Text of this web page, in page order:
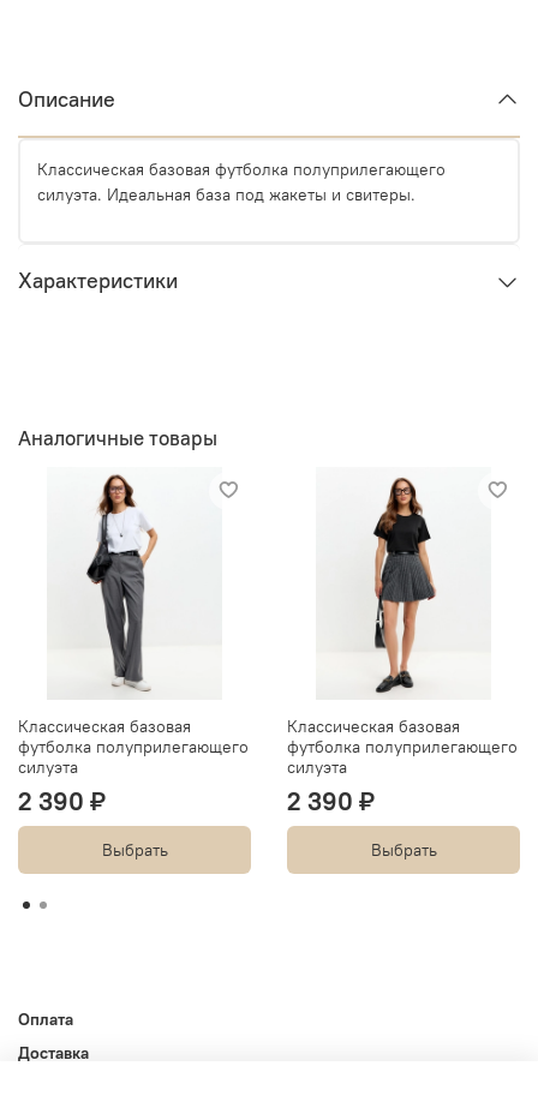
Описание
Классическая базовая футболка полуприлегающего
силуэта. Идеальная база под жакеты и свитеры.
Характеристики
Аналогичные товары
Классическая базовая
футболка полуприлегающего
силуэта
2 390 ₽
Выбрать
Классическая базовая
футболка полуприлегающего
силуэта
2 390 ₽
Выбрать
Оплата
Доставка